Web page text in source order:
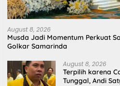
August 8, 2026
Musda Jadi Momentum Perkuat
Golkar Samarinda
August 8, 2026
Terpilih karena
Tunggal, Andi